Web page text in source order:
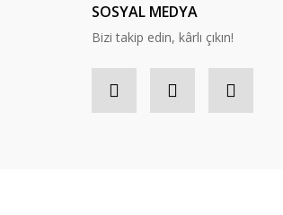
SOSYAL MEDYA
Bizi takip edin, kârlı çıkın!